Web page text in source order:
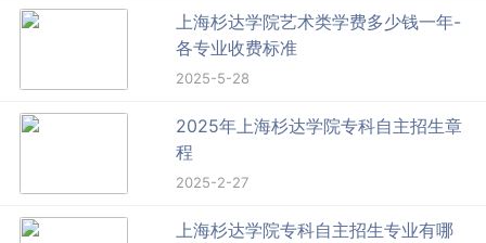
上海杉达学院艺术类学费多少钱一年-
各专业收费标准
2025-5-28
2025年上海杉达学院专科自主招生章
程
2025-2-27
上海杉达学院专科自主招生专业有哪